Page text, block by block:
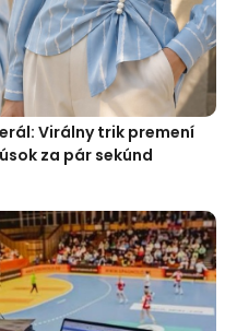
Virálny trik premení
za pár sekúnd